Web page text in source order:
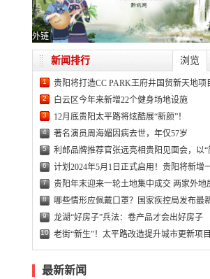
外链
浏览
新闻排行
1 贵阳将打造CC PARK王府井国贸新天地项
2 白云区今年来新增22个健身场地设施
3 12月底贵阳太平路将炫酷展“新颜”！
4 著名演员周海媚因病去世，年仅57岁
5 利郎品牌推荐官张远亮相贵阳见面会，以“
6 计划2024年5月1日正式启用！贵阳将新增
7 贵阳年末迎来一轮土地集中成交 两家外地
8 哪些情形应佩戴口罩？国家疾控局发布最
9 龙湖“好房子”兵法：卷产品才会出好房子
10 老街“新生”！太平路改造提升城市更新项
最新新闻